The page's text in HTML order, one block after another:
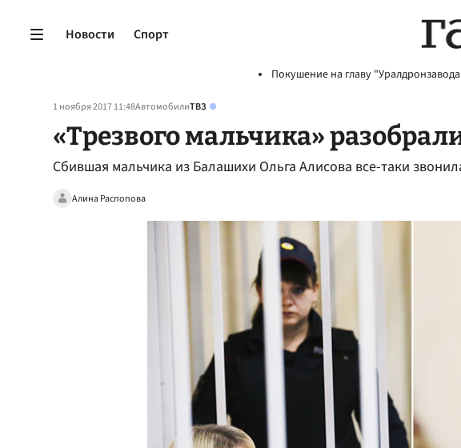
Новости Спорт
Покушение на главу
1 ноября 2017 11:48АвтомобилиТВЗ
«Трезвого мальчика»
Сбившая мальчика из Балашихи Ольга Алисова все-таки
Алина Распопова